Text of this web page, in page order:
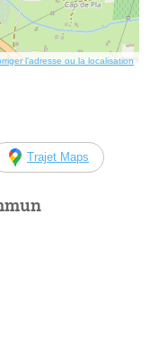
l’adresse ou la localisation
Trajet Maps